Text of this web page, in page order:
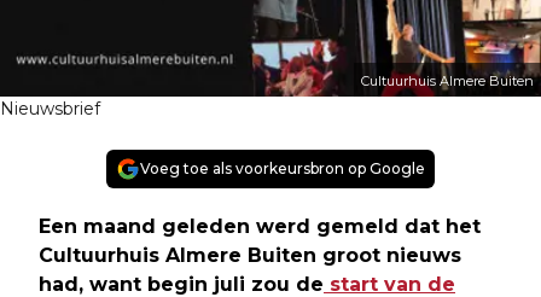
Cultuurhuis Almere Buiten
Nieuwsbrief
Voeg toe als voorkeursbron op Google
Een maand geleden werd gemeld dat het
Cultuurhuis Almere Buiten groot nieuws
had, want begin juli zou de start van de